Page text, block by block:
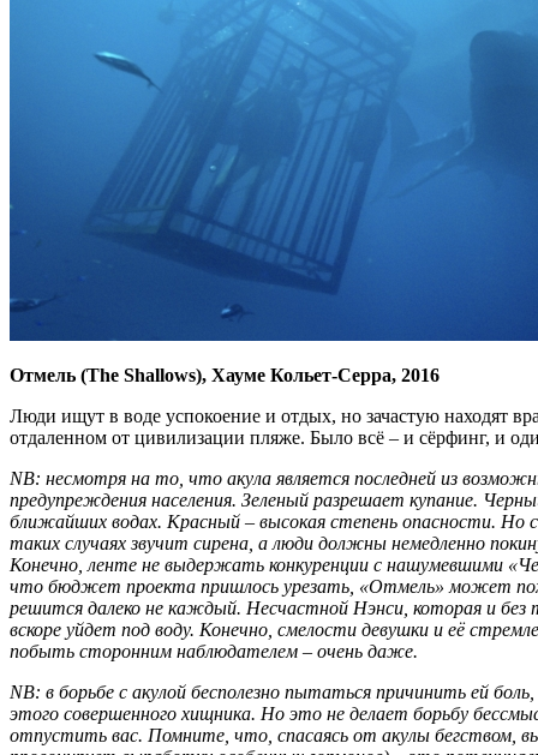
Отмель (The Shallows), Хауме Кольет-Серра, 2016
Люди ищут в воде успокоение и отдых, но зачастую находят
отдаленном от цивилизации пляже. Было всё – и сёрфинг, и
NB: несмотря на то, что акула является последней из
предупреждения населения. Зеленый разрешает купание.
ближайших водах. Красный – высокая степень опасности.
таких случаях звучит сирена, а люди должны немедленно
Конечно, ленте не выдержать конкуренции с нашумевшими
что бюджет проекта пришлось урезать, «Отмель» может
решится далеко не каждый. Несчастной Нэнси, которая и
вскоре уйдет под воду. Конечно, смелости девушки и её
побыть сторонним наблюдателем – очень даже.
NB: в борьбе с акулой бесполезно пытаться причинить ей
этого совершенного хищника. Но это не делает борьбу
отпустить вас. Помните, что, спасаясь от акулы бегством,